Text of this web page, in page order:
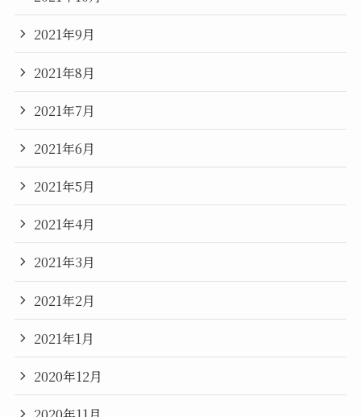
2021年9月
2021年8月
2021年7月
2021年6月
2021年5月
2021年4月
2021年3月
2021年2月
2021年1月
2020年12月